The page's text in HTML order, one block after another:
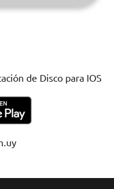
de Disco para IOS